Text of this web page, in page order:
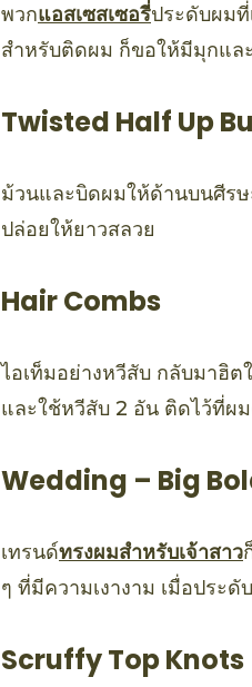
พวกแอสเซสเซอรี่ประดับผม
สำหรับติดผม ก็ขอให้มีมุกแล
Twisted Half Up
ม้วนและบิดผมให้ด้านบนศีร
ปล่อยให้ยาวสลวย
Hair Combs
ไอเท็มอย่างหวีสับ กลับมาฮิ
และใช้หวีสับ 2 อัน ติดไว้ที่ผ
Wedding – Big
เทรนด์ทรงผมสำหรับเจ้าสาว
ๆ ที่มีความเงางาม เมื่อประ
Scruffy Top Knots